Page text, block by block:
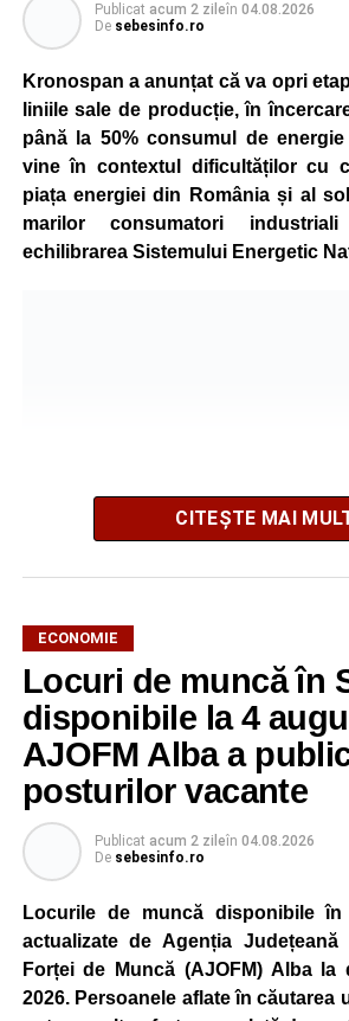
Publicat acum 2 zileîn 04.08.2026
De sebesinfo.ro
Kronospan a anunțat că va opri
liniile sale de producție, în
până la 50% consumul de
vine în contextul dificultăților cu
piața energiei din România și al
marilor consumatori
echilibrarea Sistemului Energetic
Potrivit unui comunicat al companiei,
gradual, în funcție de necesitățile
Reprezentanții Kronospan precizează
este monitorizată permanent, iar
capacitate normală imediat ce
Compania dă asigurări că oprirea
de producție nu va afecta livrările către
Kronospan se numără printre cei mai
energie electrică din România. O
energetic este acoperită prin producția
realizată cu ajutorul panourilor
de cogenerare.
CITEȘTE MAI
ECONOMIE
Locuri de muncă în
disponibile la 4
AJOFM Alba a
posturilor vacante
Publicat acum 2 zileîn 04.08.2026
De sebesinfo.ro
Locurile de muncă disponibile
actualizate de Agenția Județeană
Forței de Muncă (AJOFM) Alba
2026. Persoanele aflate în căutarea